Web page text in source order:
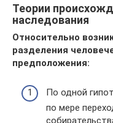
Теории
наследования
Относительно
разделения
предположения:
По одной
по мере